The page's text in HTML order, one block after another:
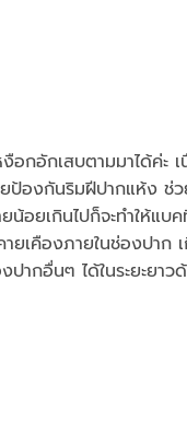
อกอักเสบตามมาได้ค่ะ
ป้องกันริมฝีปากแห้ง ช่
อยเกินไปก็จะทำให้แบค
ยเคืองภายในช่องปาก
กอื่นๆ ได้ในระยะยาว